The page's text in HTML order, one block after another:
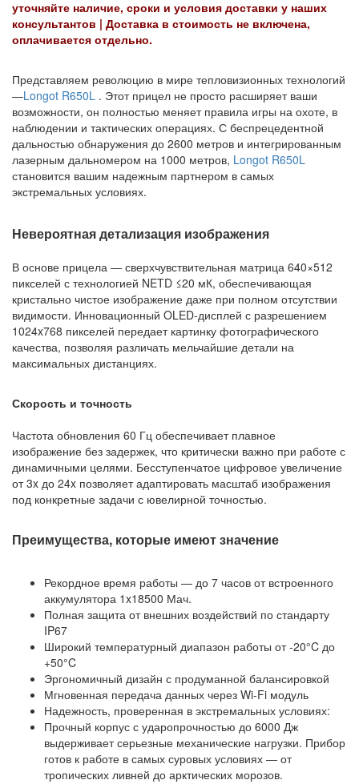
уточняйте наличие, сроки и условия доставки у наших
консультантов | Доставка в стоимость не включена,
оплачивается отдельно.
Представляем революцию в мире тепловизионных технологий
—Longot R650L . Этот прицел не просто расширяет ваши
возможности, он полностью меняет правила игры на охоте, в
наблюдении и тактических операциях. С беспрецедентной
дальностью обнаружения до 2600 метров и интегрированным
лазерным дальномером на 1000 метров, Longot R650L
становится вашим надежным партнером в самых
экстремальных условиях.
Невероятная детализация изображения
В основе прицела — сверхчувствительная матрица 640×512
пикселей с технологией NETD ≤20 мК, обеспечивающая
кристально чистое изображение даже при полном отсутствии
видимости. Инновационный OLED-дисплей с разрешением
1024x768 пикселей передает картинку фотографического
качества, позволяя различать мельчайшие детали на
максимальных дистанциях.
Скорость и точность
Частота обновления 60 Гц обеспечивает плавное
изображение без задержек, что критически важно при работе с
динамичными целями. Бесступенчатое цифровое увеличение
от 3x до 24x позволяет адаптировать масштаб изображения
под конкретные задачи с ювелирной точностью.
Преимущества, которые имеют значение
Рекордное время работы — до 7 часов от встроенного
аккумулятора 1x18500 Мач.
Полная защита от внешних воздействий по стандарту
IP67
Широкий температурный диапазон работы от -20°C до
+50°C
Эргономичный дизайн с продуманной балансировкой
Мгновенная передача данных через Wi-Fi модуль
Надежность, проверенная в экстремальных условиях:
Прочный корпус с ударопрочностью до 6000 Дж
выдерживает серьезные механические нагрузки. Прибор
готов к работе в самых суровых условиях — от
тропических ливней до арктических морозов.